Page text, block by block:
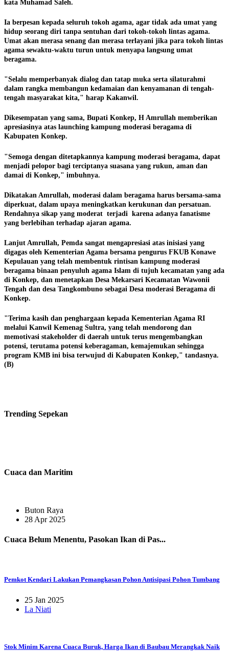
kata Muhamad Saleh.
Ia berpesan kepada seluruh tokoh agama, agar tidak ada umat yang
hidup seorang diri tanpa sentuhan dari tokoh-tokoh lintas agama.
Umat akan merasa senang dan merasa terlayani jika para tokoh lintas
agama sewaktu-waktu turun untuk menyapa langsung umat
beragama.
"Selalu memperbanyak dialog dan tatap muka serta silaturahmi
dalam rangka membangun kedamaian dan kenyamanan di tengah-
tengah masyarakat kita," harap Kakanwil.
Dikesempatan yang sama, Bupati Konkep, H Amrullah memberikan
apresiasinya atas launching kampung moderasi beragama di
Kabupaten Konkep.
"Semoga dengan ditetapkannya kampung moderasi beragama, dapat
menjadi pelopor bagi terciptanya suasana yang rukun, aman dan
damai di Konkep," imbuhnya.
Dikatakan Amrullah, moderasi dalam beragama harus bersama-sama
diperkuat, dalam upaya meningkatkan kerukunan dan persatuan.
Rendahnya sikap yang moderat terjadi karena adanya fanatisme
yang berlebihan terhadap ajaran agama.
Lanjut Amrullah, Pemda sangat mengapresiasi atas inisiasi yang
digagas oleh Kementerian Agama bersama pengurus FKUB Konawe
Kepulauan yang telah membentuk rintisan kampung moderasi
beragama binaan penyuluh agama Islam di tujuh kecamatan yang ada
di Konkep, dan menetapkan Desa Mekarsari Kecamatan Wawonii
Tengah dan desa Tangkombuno sebagai Desa moderasi Beragama di
Konkep.
"Terima kasih dan penghargaan kepada Kementerian Agama RI
melalui Kanwil Kemenag Sultra, yang telah mendorong dan
memotivasi stakeholder di daerah untuk terus mengembangkan
potensi, terutama potensi keberagaman, kemajemukan sehingga
program KMB ini bisa terwujud di Kabupaten Konkep," tandasnya.
(B)
Trending Sepekan
Cuaca dan Maritim
Buton Raya
28 Apr 2025
Cuaca Belum Menentu, Pasokan Ikan di Pas...
Pemkot Kendari Lakukan Pemangkasan Pohon Antisipasi Pohon Tumbang
25 Jan 2025
La Niati
Stok Minim Karena Cuaca Buruk, Harga Ikan di Baubau Merangkak Naik